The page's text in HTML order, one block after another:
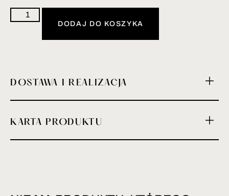
DODAJ DO KOSZYKA
DOSTAWA I REALIZACJA
KARTA PRODUKTU